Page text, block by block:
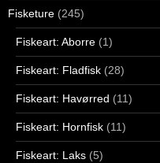
Fisketure (245)
Fiskeart: Aborre (1)
Fiskeart: Fladfisk (28)
Fiskeart: Havørred (11)
Fiskeart: Hornfisk (11)
Fiskeart: Laks (5)